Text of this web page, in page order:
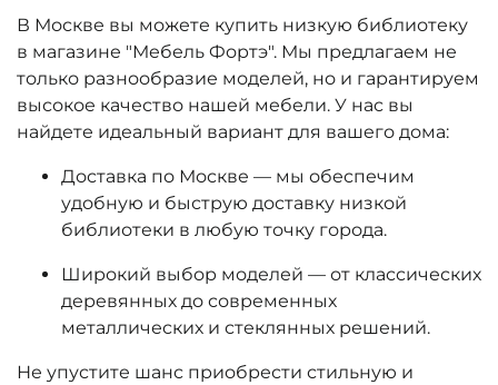
В Москве вы можете купить низкую библиотеку
в магазине "Мебель Фортэ". Мы предлагаем не
только разнообразие моделей, но и гарантируем
высокое качество нашей мебели. У нас вы
найдете идеальный вариант для вашего дома:
Доставка по Москве — мы обеспечим
удобную и быструю доставку низкой
библиотеки в любую точку города.
Широкий выбор моделей — от классических
деревянных до современных
металлических и стеклянных решений.
Не упустите шанс приобрести стильную и